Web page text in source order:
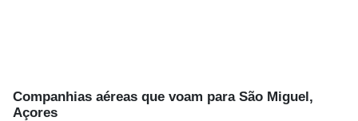
Companhias aéreas que voam para São Miguel,
Açores